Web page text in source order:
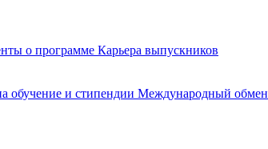
о программе Карьера выпускников
обучение и стипендии Международный обмен